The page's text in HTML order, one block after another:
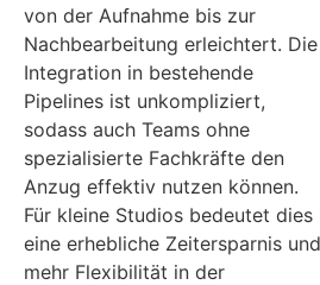
von der Aufnahme bis zur
Nachbearbeitung erleichtert. Die
Integration in bestehende
Pipelines ist unkompliziert,
sodass auch Teams ohne
spezialisierte Fachkräfte den
Anzug effektiv nutzen können.
Für kleine Studios bedeutet dies
eine erhebliche Zeitersparnis und
mehr Flexibilität in der